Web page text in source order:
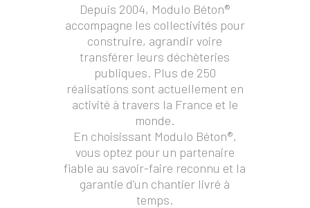
Depuis 2004, Modulo Béton®
accompagne les collectivités pour
construire, agrandir voire
transférer leurs déchèteries
publiques. Plus de 250
réalisations sont actuellement en
activité à travers la France et le
monde.
En choisissant Modulo Béton®,
vous optez pour un partenaire
fiable au savoir-faire reconnu et la
garantie d’un chantier livré à
temps.